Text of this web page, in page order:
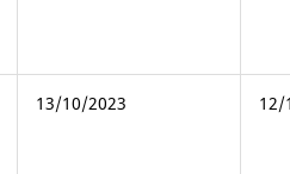
13/10/2023 12/